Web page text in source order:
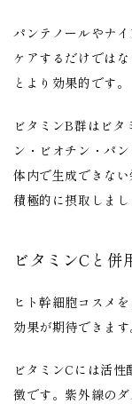
パンテノールやナ
ケアするだけでは
とより効果的です。
ビタミンB群はビ
ン・ビオチン・パ
体内で生成できな
積極的に摂取しまし
ビタミンCと併
ヒト幹細胞コスメ
効果が期待できます
ビタミンCには活
徴です。紫外線の